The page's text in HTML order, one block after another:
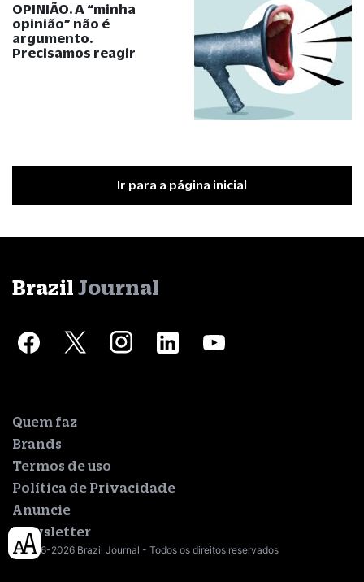
OPINIÃO. A “minha
opinião” não é
argumento.
Precisamos reagir
Ir para a página inicial
Brazil Journal
Quem faz
Brands
Termos de uso
Política de Privacidade
Anuncie
Newsletter
© 2016-2026 Brazil Journal - Todos os direitos reservados